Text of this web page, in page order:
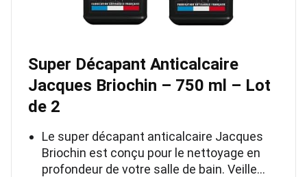
Super Décapant Anticalcaire
Jacques Briochin – 750 ml – Lot
de 2
Le super décapant anticalcaire Jacques
Briochin est conçu pour le nettoyage en
profondeur de votre salle de bain. Veille…